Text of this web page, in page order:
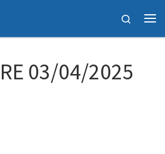
Search
03/04/2025